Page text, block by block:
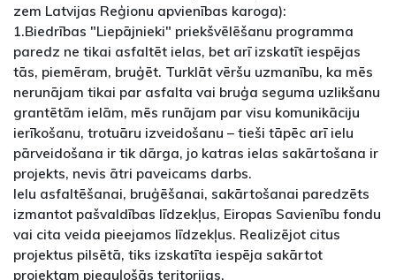
zem Latvijas Reģionu apvienības karoga):
1.Biedrības "Liepājnieki" priekšvēlēšanu programma
paredz ne tikai asfaltēt ielas, bet arī izskatīt iespējas
tās, piemēram, bruģēt. Turklāt vēršu uzmanību, ka mēs
nerunājam tikai par asfalta vai bruģa seguma uzlikšanu
grantētām ielām, mēs runājam par visu komunikāciju
ierīkošanu, trotuāru izveidošanu – tieši tāpēc arī ielu
pārveidošana ir tik dārga, jo katras ielas sakārtošana ir
projekts, nevis ātri paveicams darbs.
Ielu asfaltēšanai, bruģēšanai, sakārtošanai paredzēts
izmantot pašvaldības līdzekļus, Eiropas Savienību fondu
vai cita veida pieejamos līdzekļus. Realizējot citus
projektus pilsētā, tiks izskatīta iespēja sakārtot
projektam pieguļošās teritorijas.